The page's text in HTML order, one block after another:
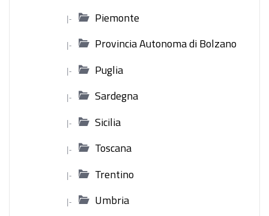
|- Piemonte
|- Provincia Autonoma di Bolzano
|- Puglia
|- Sardegna
|- Sicilia
|- Toscana
|- Trentino
|- Umbria